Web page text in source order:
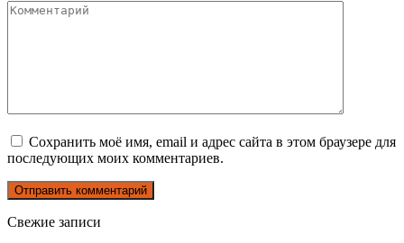
Сохранить моё имя, email и адрес сайта в этом браузере для
последующих моих комментариев.
Свежие записи